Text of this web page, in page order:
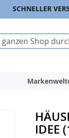
SCHNELLER
IDEE